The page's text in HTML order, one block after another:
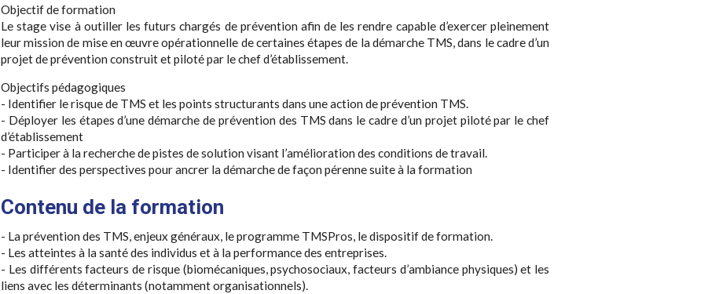
Objectif de formation
Le stage vise à outiller les futurs chargés de prévention afin de les rendre capable d’exercer pleinement
leur mission de mise en œuvre opérationnelle de certaines étapes de la démarche TMS, dans le cadre d’un
projet de prévention construit et piloté par le chef d’établissement.
Objectifs pédagogiques
- Identifier le risque de TMS et les points structurants dans une action de prévention TMS.
- Déployer les étapes d’une démarche de prévention des TMS dans le cadre d’un projet piloté par le chef
d’établissement
- Participer à la recherche de pistes de solution visant l’amélioration des conditions de travail.
- Identifier des perspectives pour ancrer la démarche de façon pérenne suite à la formation
Contenu de la formation
- La prévention des TMS, enjeux généraux, le programme TMSPros, le dispositif de formation.
- Les atteintes à la santé des individus et à la performance des entreprises.
- Les différents facteurs de risque (biomécaniques, psychosociaux, facteurs d’ambiance physiques) et les
liens avec les déterminants (notamment organisationnels).